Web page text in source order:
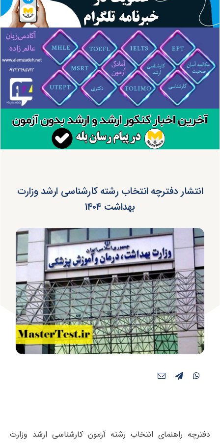
انتشار دفترچه انتخاب رشته کارشناسی ارشد وزارت
بهداشت ۱۴۰۴
دفترچه راهنمای انتخاب رشته آزمون کارشناسی ارشد وزارت